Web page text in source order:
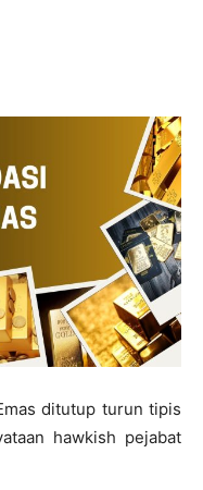
ditutup turun tipis
hawkish pejabat